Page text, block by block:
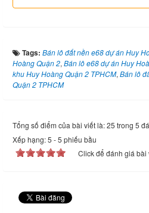
Tags: Bán lô đất nền e68 dự án Huy
Hoàng Quận 2, Bán lô e68 dự án Huy
khu Huy Hoàng Quận 2 TPHCM, Bán lô
Quận 2 TPHCM
Tổng số điểm của bài viết là: 25 trong 5
Xếp hạng:5 -5 phiếu bầu
Click để đánh giá bài